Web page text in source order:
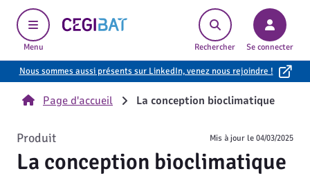
Menu
Cegibat, accueil
Rechercher Se connecter
Nous sommes aussi présents sur LinkedIn, venez nous rejoindre !
Page d'accueil La conception bioclimatique
La conception bioclimatique
Produit Mis à jour le04/03/2025